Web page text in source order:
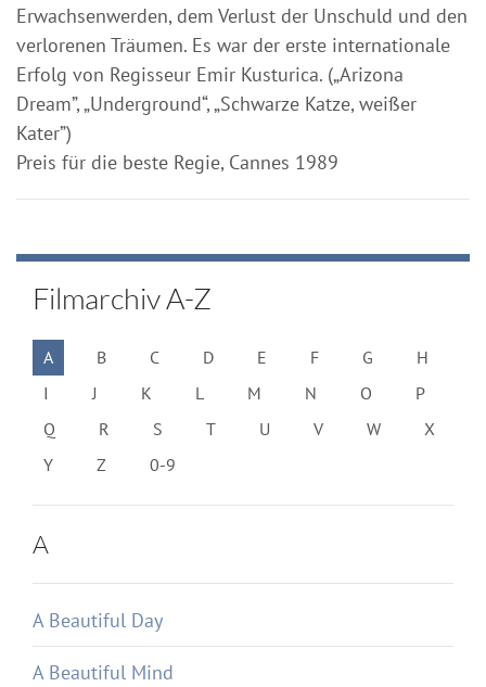
Erwachsenwerden, dem Verlust der Unschuld und den
verlorenen Träumen. Es war der erste internationale
Erfolg von Regisseur Emir Kusturica. („Arizona
Dream”, „Underground“, „Schwarze Katze, weißer
Kater”)
Preis für die beste Regie, Cannes 1989
Filmarchiv A-Z
A B C D E F G
H
I
J K L M N O
P
Q
R S T U V W
X
Y
Z 0-9
A
A Beautiful Day
A Beautiful Mind